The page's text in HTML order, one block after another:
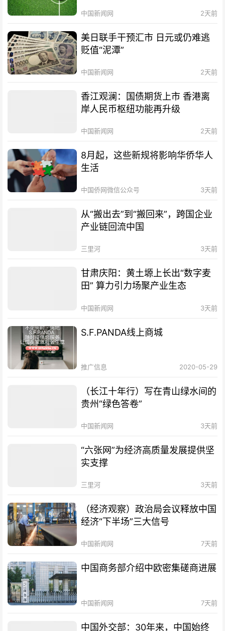
中国新闻网 2天前
美日联手干预汇市 日元或仍难逃
贬值“泥潭”
中国新闻网 2天前
香江观澜：国债期货上市 香港离
岸人民币枢纽功能再升级
中国新闻网 2天前
8月起，这些新规将影响华侨华人
生活
中国侨网微信公众号 3天前
从“搬出去”到“搬回来”，跨国企业
产业链回流中国
三里河 3天前
甘肃庆阳：黄土塬上长出“数字麦
田” 算力引力场聚产业生态
中国新闻网 3天前
S.F.PANDA线上商城
推广信息 2020-05-29
（长江十年行）写在青山绿水间的
贵州“绿色答卷”
中国新闻网 3天前
“六张网”为经济高质量发展提供坚
实支撑
三里河 3天前
（经济观察）政治局会议释放中国
经济“下半场”三大信号
中国新闻网 7天前
中国商务部介绍中欧密集磋商进展
中国新闻网 7天前
中国外交部：30年来，中国始终